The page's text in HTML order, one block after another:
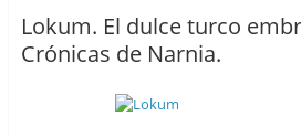
Lokum. El dulce turco
Crónicas de Narnia.